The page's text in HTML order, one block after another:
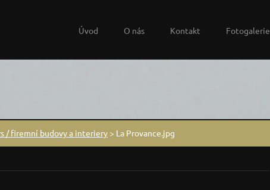
Úvod O nás Kontakt Fotogalerie
/ firemní budovy a interiery > La Provance.jpg